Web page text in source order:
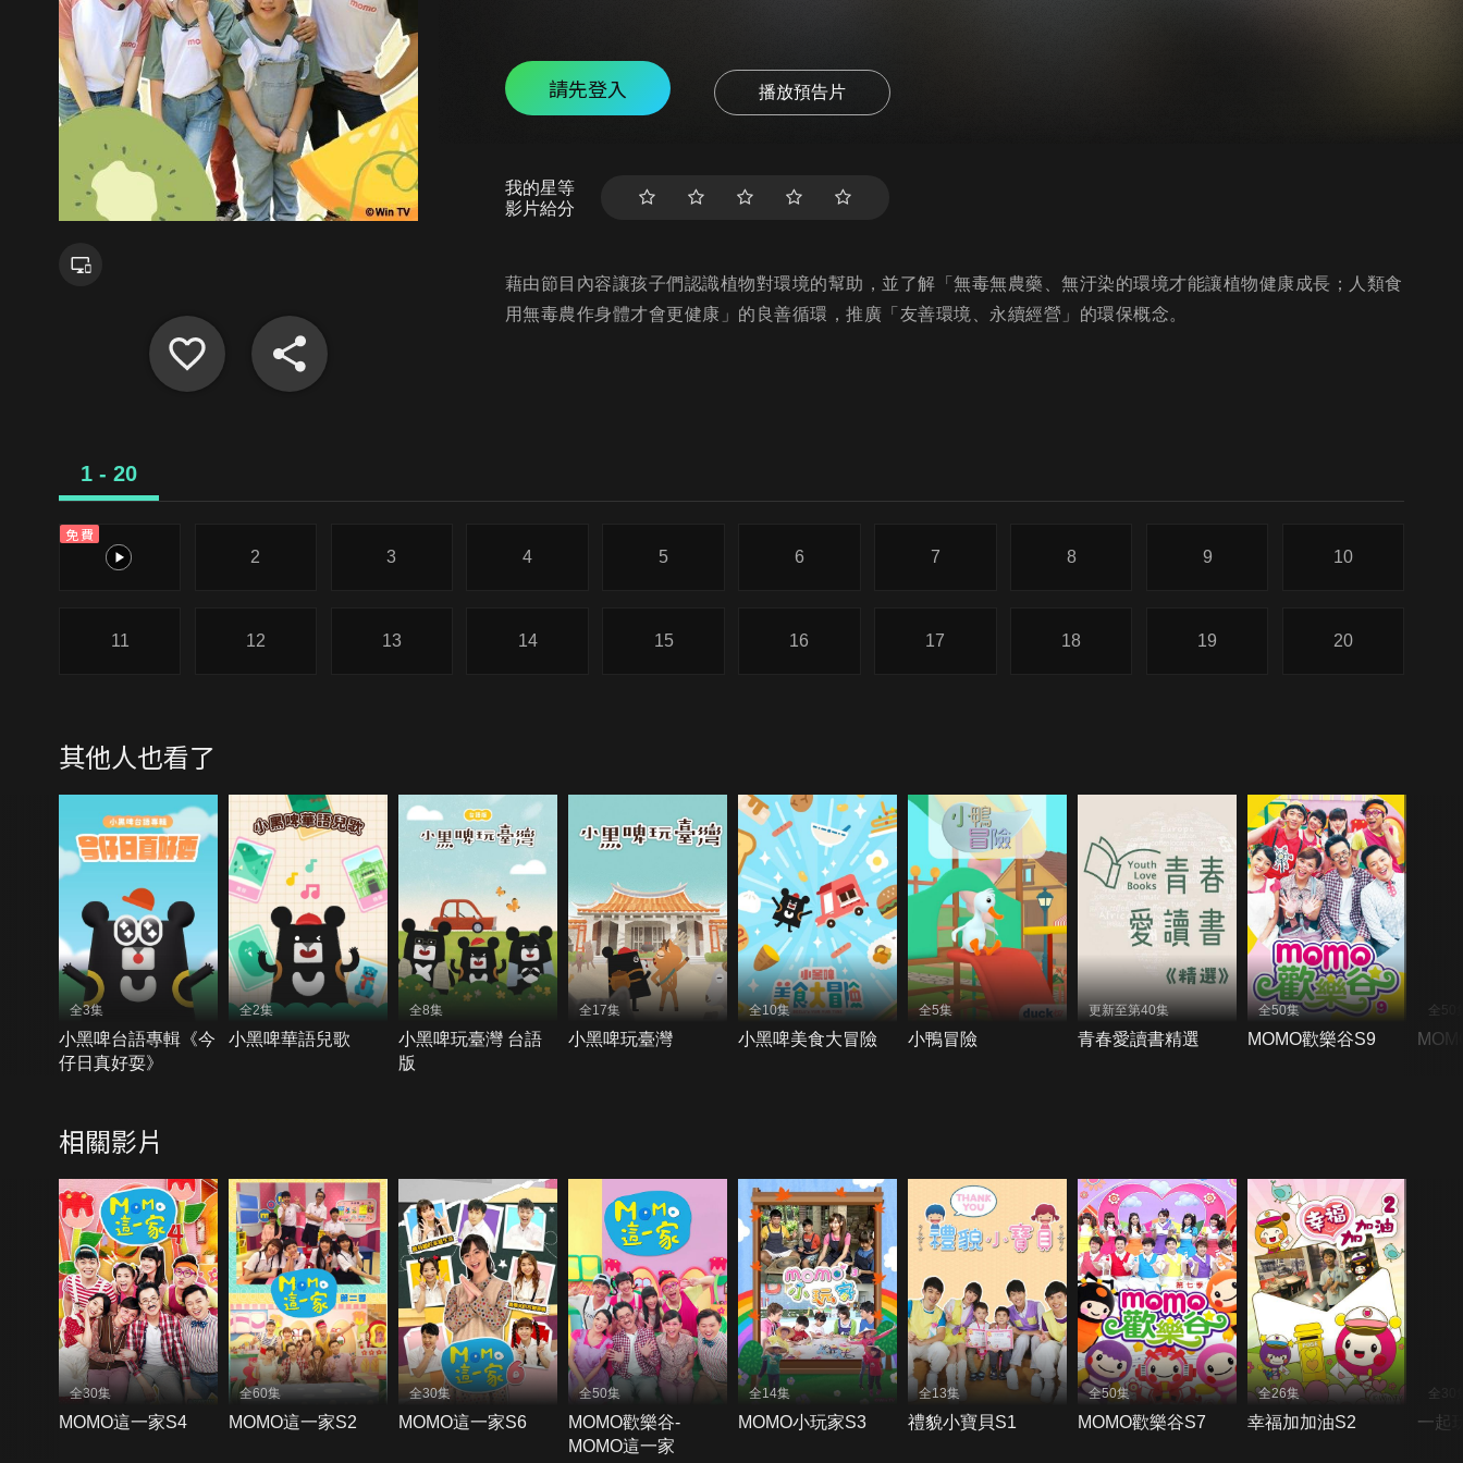
請先登入 播放預告片
我的星等
影片給分
藉由節目內容讓孩子們認識植物對環境的幫助，並了解「無毒無農藥、無汙染的環境才能讓植物健康成長；人類食
用無毒農作身體才會更健康」的良善循環，推廣「友善環境、永續經營」的環保概念。
1 - 20
免費
1
2 3 4 5 6 7 8 9 10
11 12 13 14 15 16 17 18 19 20
其他人也看了
全3集
小黑啤台語專輯《今
仔日真好耍》
全2集
小黑啤華語兒歌
全8集
小黑啤玩臺灣 台語
版
全17集
小黑啤玩臺灣
全10集
小黑啤美食大冒險
全5集
小鴨冒險
更新至第40集
青春愛讀書精選
全50集
MOMO歡樂谷S9
全50
相關影片
全30集
MOMO這一家S4
全60集
MOMO這一家S2
全30集
MOMO這一家S6
全50集
MOMO歡樂谷-
MOMO這一家
全14集
MOMO小玩家S3
全13集
禮貌小寶貝S1
全50集
MOMO歡樂谷S7
全26集
幸福加加油S2
全30
一起